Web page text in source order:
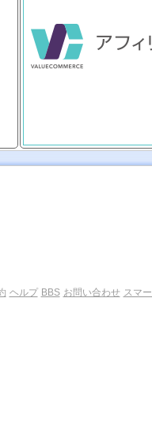
ヘルプ BBS お問い合わせ スマ